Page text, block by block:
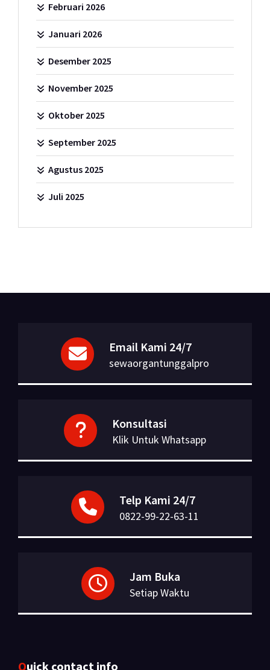
Februari 2026
Januari 2026
Desember 2025
November 2025
Oktober 2025
September 2025
Agustus 2025
Juli 2025
Email Kami 24/7
sewaorgantunggalpro
Konsultasi
Klik Untuk Whatsapp
Telp Kami 24/7
0822-99-22-63-11
Jam Buka
Setiap Waktu
Quick contact info